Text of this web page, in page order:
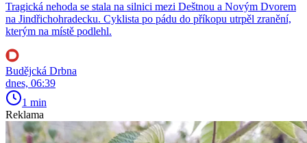
Tragická nehoda se stala na silnici mezi Deštnou a Novým Dvorem
na Jindřichohradecku. Cyklista po pádu do příkopu utrpěl zranění,
kterým na místě podlehl.
Budějcká Drbna
dnes, 06:39
1 min
Reklama